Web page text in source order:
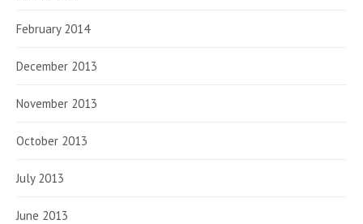
February 2014
December 2013
November 2013
October 2013
July 2013
June 2013